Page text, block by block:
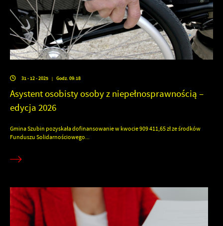
31 - 12 - 2025 | Godz. 09:18
Asystent osobisty osoby z niepełnosprawnością –
edycja 2026
Gmina Szubin pozyskała dofinansowanie w kwocie 909 411,65 zł ze środków
Funduszu Solidarnościowego...